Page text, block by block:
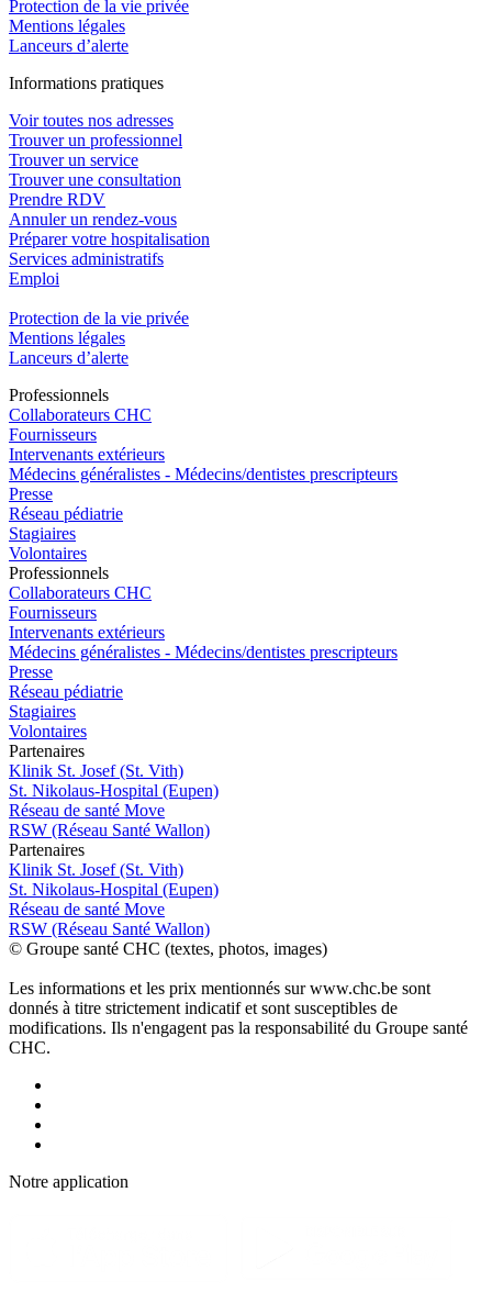
Protection de la vie privée
Mentions légales
Lanceurs d’alerte
Informations pratiques
Voir toutes nos adresses
Trouver un professionnel
Trouver un service
Trouver une consultation
Prendre RDV
Annuler un rendez-vous
Préparer votre hospitalisation
Services administratifs
Emploi​
Protection de la vie privée
Mentions légales
Lanceurs d’alerte
Professionnels
Collaborateurs CHC
Fournisseurs
Intervenants extérieurs
Médecins généralistes - Médecins/dentistes prescripteurs
Presse
Réseau pédiatrie
Stagiaires
Volontaires
Professionnels
Collaborateurs CHC
Fournisseurs
Intervenants extérieurs
Médecins généralistes - Médecins/dentistes prescripteurs
Presse
Réseau pédiatrie
Stagiaires
Volontaires
Partenaires
Klinik St. Josef (St. Vith)
St. Nikolaus-Hospital (Eupen)
Réseau de santé Move
RSW (Réseau Santé Wallon)
Partenaires
Klinik St. Josef (St. Vith)
St. Nikolaus-Hospital (Eupen)
Réseau de santé Move
RSW (Réseau Santé Wallon)
© Groupe santé CHC (textes, photos, images)
Les informations et les prix mentionnés sur www.chc.be sont
donnés à titre strictement indicatif et sont susceptibles de
modifications. Ils n'engagent pas la responsabilité du Groupe santé
CHC.
Notre application